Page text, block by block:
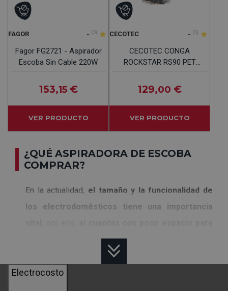
FAGOR - (0)
Fagor FG2721 - Aspirador
Escoba Sin Cable 220W
153,15 €
VER PRODUCTO
CECOTEC - (0)
CECOTEC CONGA
ROCKSTAR RS90 PET
FLEX Oro-Negro -
Aspiradora De Escoba
600W
129,00 €
VER PRODUCTO
¿QUÉ ASPIRADORA DE ESCOBA
COMPRAR?
En la actualidad, el tamaño y la funcionalidad de
los electrodomésticos tiene una importancia
guardar tus herramientas de limpieza
necesitas grandes instrumentos para limpiar tu casa,
estos modelos
Electrocosto